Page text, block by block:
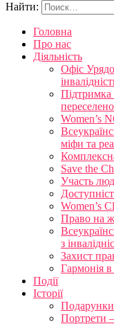
Найти:
Головна
Про нас
Діяльність
Офіс
Підтримка
Women’s
міфи та
Save the
Участь
Women’s
Право на
з
Захист
Гармонія в
Події
Історії
Подарунки
Портрети